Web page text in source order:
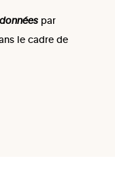
par
le cadre de